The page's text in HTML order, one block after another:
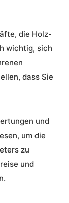
die Holz-
wichtig, sich
dass Sie
und
um die
zu
und